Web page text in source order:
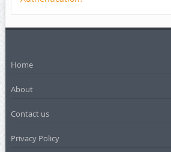
Home
About
Contact us
Privacy Policy